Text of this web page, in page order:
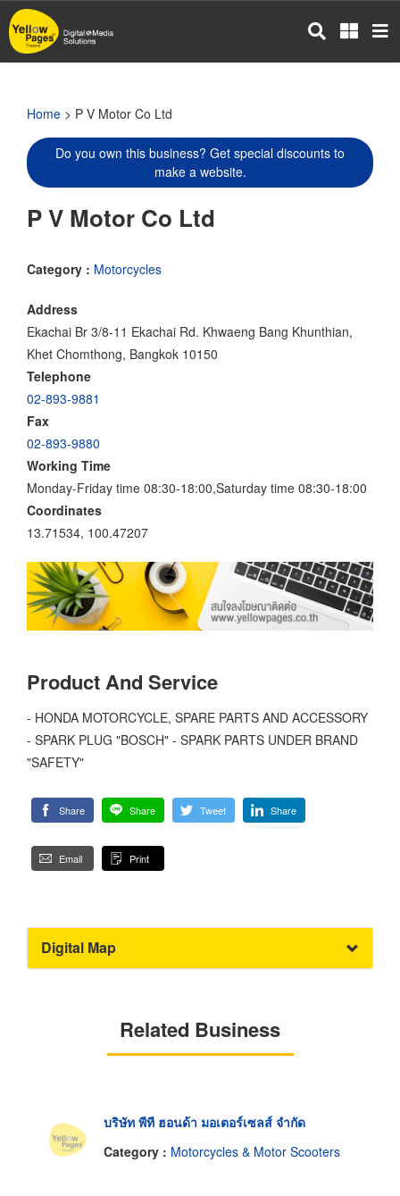
Skip
to
main
Home > P V Motor Co Ltd
Do you own this business? Get special discounts to
make a website.
P V Motor Co Ltd
Category : Motorcycles
Address
Ekachai Br 3/8-11 Ekachai Rd. Khwaeng Bang Khunthian,
Khet Chomthong, Bangkok 10150
Telephone
02-893-9881
Fax
02-893-9880
Working Time
Monday-Friday time 08:30-18:00,Saturday time 08:30-18:00
Coordinates
13.71534, 100.47207
Product And Service
- HONDA MOTORCYCLE, SPARE PARTS AND ACCESSORY
- SPARK PLUG "BOSCH" - SPARK PARTS UNDER BRAND
"SAFETY"
Share Share Tweet Share
Email Print
Digital Map
Related Business
บริษัท พีที ฮอนด้า มอเตอร์เซลส์ จำกัด
Category : Motorcycles & Motor Scooters